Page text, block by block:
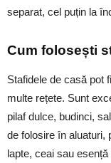
separat, cel puțin la
Cum folosești
Stafidele de casă pot
multe rețete. Sunt
pilaf dulce, budinci,
de folosire în aluaturi,
lapte, ceai sau